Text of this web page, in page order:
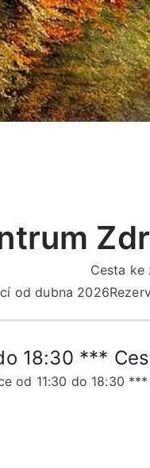
Cesta ke
od dubna 2026
18:30 ***
od 11:30 do 18:30